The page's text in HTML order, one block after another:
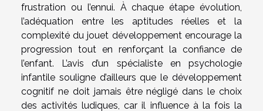
frustration ou l’ennui. À chaque étape évolution,
l’adéquation entre les aptitudes réelles et la
complexité du jouet développement encourage la
progression tout en renforçant la confiance de
l’enfant. L’avis d’un spécialiste en psychologie
infantile souligne d’ailleurs que le développement
cognitif ne doit jamais être négligé dans le choix
des activités ludiques, car il influence à la fois la